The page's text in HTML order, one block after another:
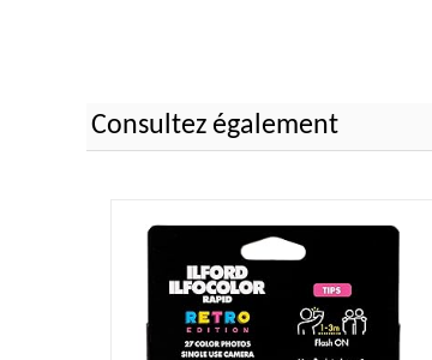
Consultez également